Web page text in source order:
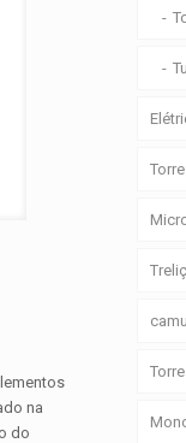
na
do